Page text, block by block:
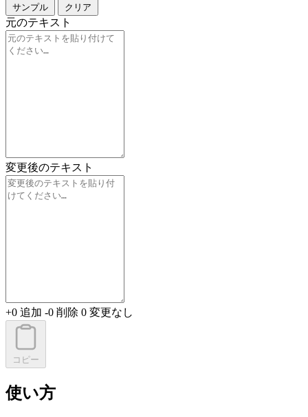
サンプル クリア
元のテキスト
変更後のテキスト
+0 追加 -0 削除 0 変更なし
コピー
使い方